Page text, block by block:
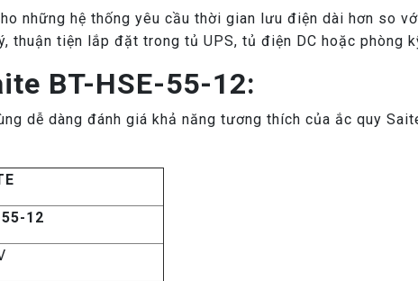
những hệ thống yêu cầu thời gian lưu điện dài hơn so
tiện lắp đặt trong tủ UPS, tủ điện DC hoặc phòng
BT-HSE-55-12:
dễ dàng đánh giá khả năng tương thích của ắc quy
55-12